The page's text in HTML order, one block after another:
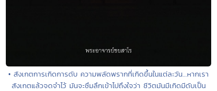
• สังเกตการเกิดการดับ ความพลัดพรากที่เกิดขึ้นในแต่ละวัน...หากเรา
สังเกตแล้วจดจำไว้ มันจะซึมลึกเข้าไปถึงใจว่า ชีวิตมันมีเกิดมีดับเป็น